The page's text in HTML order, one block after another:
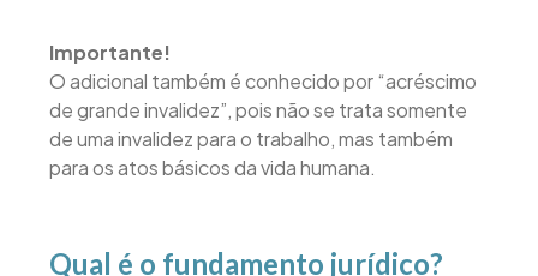
Importante!
O adicional também é conhecido por “acréscimo
de grande invalidez”, pois não se trata somente
de uma invalidez para o trabalho, mas também
para os atos básicos da vida humana.
Qual é o fundamento jurídico?